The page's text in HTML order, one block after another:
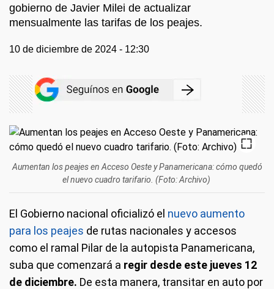
gobierno de Javier Milei de actualizar
mensualmente las tarifas de los peajes.
10 de diciembre de 2024 - 12:30
Aumentan los peajes en Acceso Oeste y Panamericana: cómo quedó
el nuevo cuadro tarifario. (Foto: Archivo)
El Gobierno nacional oficializó el nuevo aumento
para los peajes de rutas nacionales y accesos
como el ramal Pilar de la autopista Panamericana,
suba que comenzará a regir desde este jueves 12
de diciembre. De esta manera, transitar en auto por